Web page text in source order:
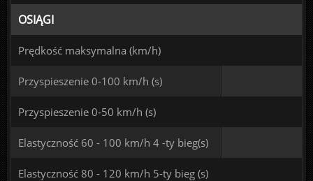
OSIĄGI
Prędkość maksymalna (km/h)
Przyspieszenie 0-100 km/h (s)
Przyspieszenie 0-50 km/h (s)
Elastyczność 60 - 100 km/h 4 -ty bieg(s)
Elastyczność 80 - 120 km/h 5-ty bieg (s)